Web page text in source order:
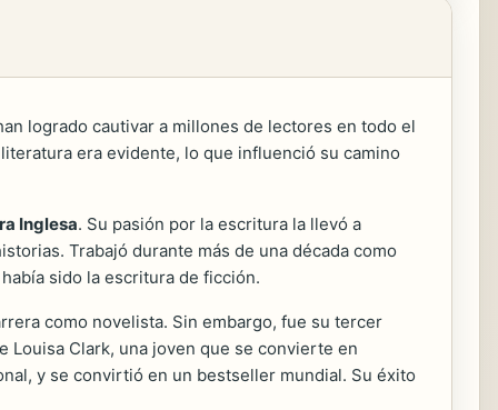
logrado cautivar a millones de lectores en todo el
era evidente, lo que influenció su camino
Inglesa. Su pasión por la escritura la llevó a
Trabajó durante más de una década como
sido la escritura de ficción.
como novelista. Sin embargo, fue su tercer
Louisa Clark, una joven que se convierte en
y se convirtió en un bestseller mundial. Su éxito